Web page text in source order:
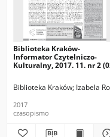
Knapik-Lizak (z-ca
Ludmiła
Biblioteka Kraków-
Informator Czytelniczo-
Kulturalny, 2017. 11. nr 2
Biblioteka Kraków Izabela
2017
czasopismo